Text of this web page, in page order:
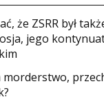
że ZSRR był
jego
morderstwo,